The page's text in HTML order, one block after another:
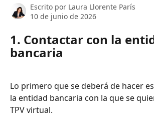
Escrito por Laura Llorente París
10 de junio de 2026
1. Contactar con la
bancaria
Lo primero que se deberá de hacer
la entidad bancaria con la que se
TPV virtual.